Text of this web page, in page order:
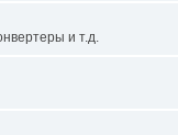
и т.д.